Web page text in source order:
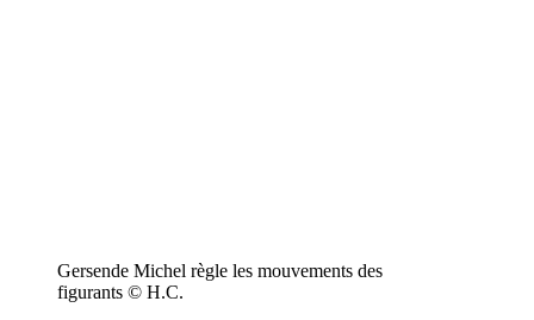
Gersende Michel règle les mouvements des
figurants © H.C.